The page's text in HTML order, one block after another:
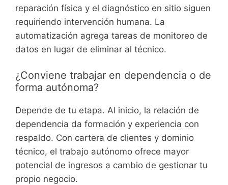
reparación física y el diagnóstico en sitio siguen
requiriendo intervención humana. La
automatización agrega tareas de monitoreo de
datos en lugar de eliminar al técnico.
¿Conviene trabajar en dependencia o de
forma autónoma?
Depende de tu etapa. Al inicio, la relación de
dependencia da formación y experiencia con
respaldo. Con cartera de clientes y dominio
técnico, el trabajo autónomo ofrece mayor
potencial de ingresos a cambio de gestionar tu
propio negocio.